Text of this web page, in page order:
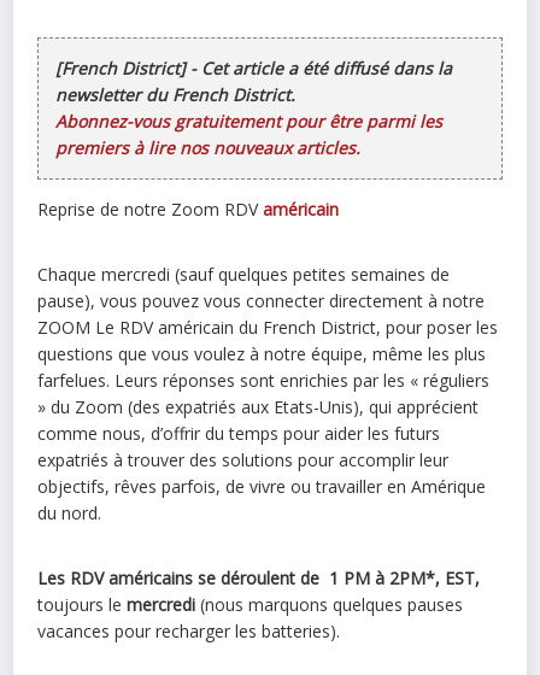
[French District] - Cet article a été diffusé dans la
newsletter du French District.
Abonnez-vous gratuitement pour être parmi les
premiers à lire nos nouveaux articles.
Reprise de notre Zoom RDVaméricain
Chaque mercredi (sauf quelques petites semaines de
pause), vous pouvez vous connecter directement à notre
ZOOM Le RDV américain du French District, pour poser les
questions que vous voulez à notre équipe, même les plus
farfelues. Leurs réponses sont enrichies par les « réguliers
» du Zoom (des expatriés aux Etats-Unis), qui apprécient
comme nous, d’offrir du temps pour aider les futurs
expatriés à trouver des solutions pour accomplir leur
objectifs, rêves parfois, de vivre ou travailler en Amérique
du nord.
Les RDV américains se déroulent de 1 PM à 2PM*, EST,
toujours lemercredi (nous marquons quelques pauses
vacances pour recharger les batteries).